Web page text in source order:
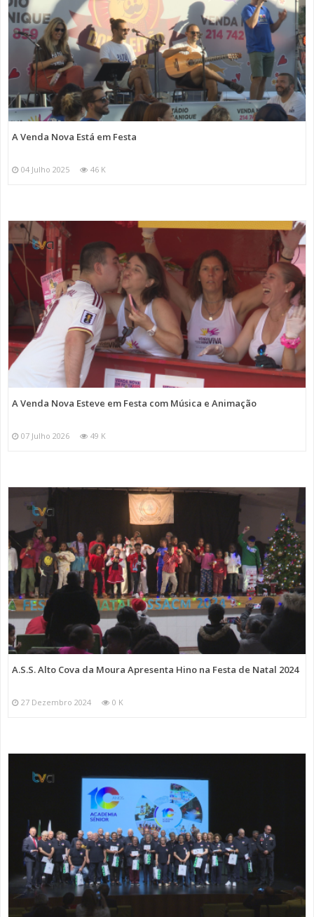
A Venda Nova Está em Festa
04 Julho 2025 46 K
A Venda Nova Esteve em Festa com Música e Animação
07 Julho 2026 49 K
A.S.S. Alto Cova da Moura Apresenta Hino na Festa de Natal 2024
27 Dezembro 2024 0 K